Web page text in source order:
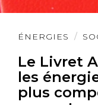
ÉNERGIES
Le Livret
les
plus
Lire